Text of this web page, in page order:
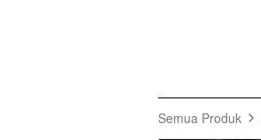
Semua Produk